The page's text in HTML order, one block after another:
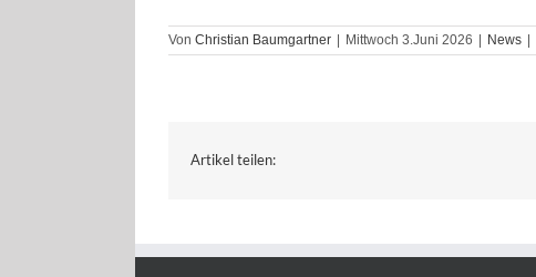
Von Christian Baumgartner | Mittwoch 3.Juni 2026 | News |
Artikel teilen: